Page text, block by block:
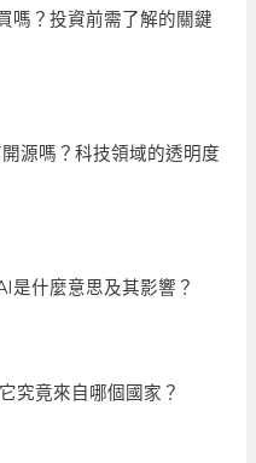
嗎？投資前需了解的關鍵
源嗎？科技領域的透明度
是什麼意思及其影響？
究竟來自哪個國家？